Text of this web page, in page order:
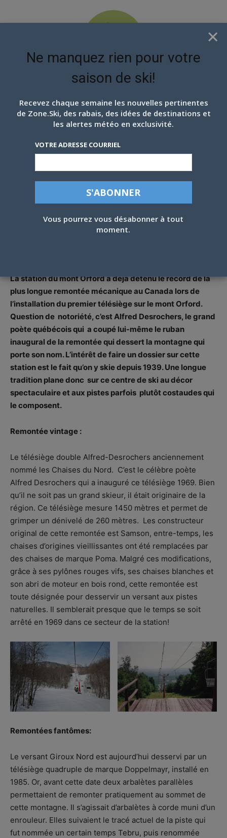
EN ATTENDANT LES
REMONTÉES DU MONT ORFORD:
RECORDS ET NOTORIÉTÉ
Texte Dominique Lambert / Photos D. Lambert, G. Larivière et F.
La station du mont Orford a déjà détenu le record de la
plus longue remontée mécanique au Canada lors de
l’installation du premier télésiège sur le mont Orford.
Question de notoriété, c’est Alfred Desrochers, le grand
poète québécois qui a coupé lui-même le ruban
inaugural de la remontée qui dessert la montagne qui
porte son nom. L’intérêt de faire un dossier sur cette
station est le fait qu’on y skie depuis 1939. Une longue
tradition plane donc sur ce centre de ski au décor
spectaculaire et aux pistes parfois plutôt costaudes qui
le composent.
Remontée vintage :
Le télésiège double Alfred-Desrochers anciennement
nommé les Chaises du Nord. C’est le célèbre poète
Alfred Desrochers qui a inauguré ce télésiège 1969. Bien
qu’il ne soit pas un grand skieur, il était originaire de la
région. Ce télésiège mesure 1450 mètres et permet de
grimper un dénivelé de 260 mètres. Les constructeur
original de cette remontée est Samson, entre-temps, les
chaises d’origines vieillissantes ont été remplacées par
des chaises de marque Poma. Malgré ces modifications,
grâce à ses pylônes rouges vifs, ses chaises blanches et
son abri de moteur en bois rond, cette remontée est
toute désignée pour desservir un versant aux pistes
naturelles. Il semblerait presque que le temps se soit
arrêté en 1969 dans ce secteur de la station!
Remontées fantômes:
Le versant Giroux Nord est aujourd’hui desservi par un
télésiège quadruple de marque Doppelmayr, installé en
1985. Or, avant cette date deux arbalètes parallèles
permettaient de remonter pratiquement au sommet de
cette montagne. Il s’agissait d’arbalètes à corde muni d’un
enrouleur. Elles suivaient le tracé actuel de la piste qui
fut nommée un certain temps Tebru, puis renommée
×
Ne manquez rien pour votre
saison de ski!
Recevez chaque semaine les nouvelles pertinentes
de Zone.Ski, des rabais, des idées de destinations et
les alertes météo en exclusivité.
VOTRE ADRESSE COURRIEL
Vous pourrez vous désabonner à tout
moment.